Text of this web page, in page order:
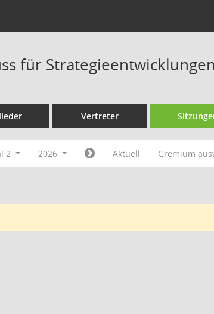
für
Vertreter
2 2026 Aktuell Gremium